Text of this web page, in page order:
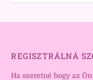
REGISZTRÁLNÁ
Ha szeretné hogy az